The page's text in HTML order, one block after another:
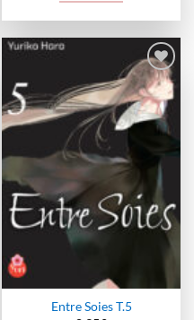
Ajouter
à la
wishlist
Entre Soies T.5